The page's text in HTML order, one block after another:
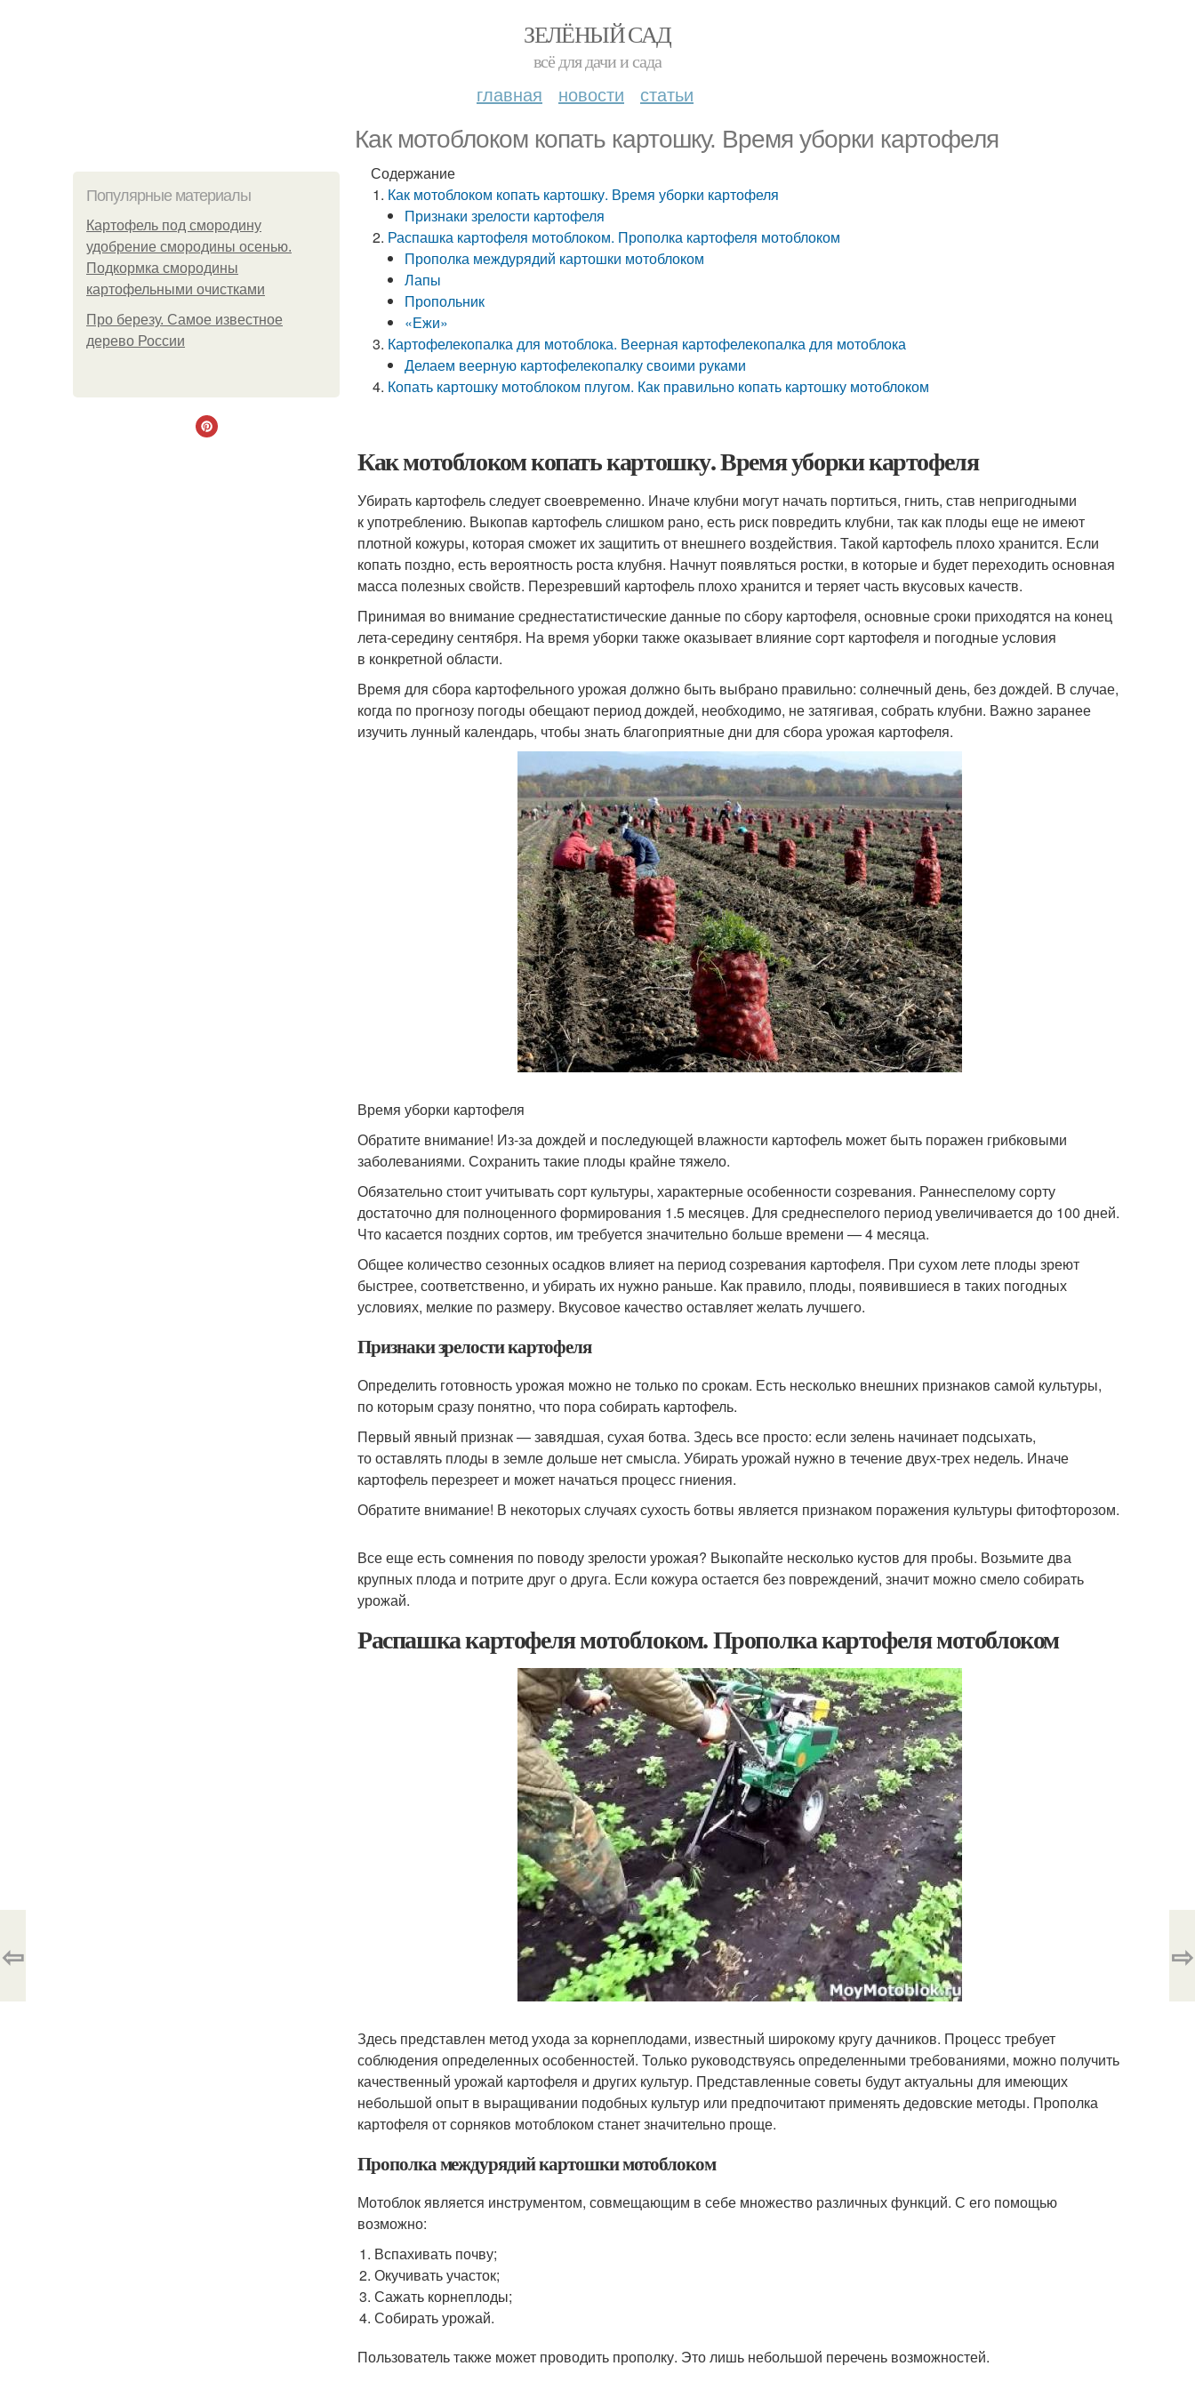
ЗЕЛЁНЫЙ САД
всё для дачи и сада
главная новости статьи
Как мотоблоком копать картошку. Время уборки картофеля
Популярные материалы
Картофель под смородину
удобрение смородины осенью.
Подкормка смородины
картофельными очистками
Про березу. Самое известное
дерево России
Содержание
Как мотоблоком копать картошку. Время уборки картофеля
Признаки зрелости картофеля
Распашка картофеля мотоблоком. Прополка картофеля мотоблоком
Прополка междурядий картошки мотоблоком
Лапы
Пропольник
«Ежи»
Картофелекопалка для мотоблока. Веерная картофелекопалка для мотоблока
Делаем веерную картофелекопалку своими руками
Копать картошку мотоблоком плугом. Как правильно копать картошку мотоблоком
Как мотоблоком копать картошку. Время уборки картофеля
Убирать картофель следует своевременно. Иначе клубни могут начать портиться, гнить, став непригодными
к употреблению. Выкопав картофель слишком рано, есть риск повредить клубни, так как плоды еще не имеют
плотной кожуры, которая сможет их защитить от внешнего воздействия. Такой картофель плохо хранится. Если
копать поздно, есть вероятность роста клубня. Начнут появляться ростки, в которые и будет переходить основная
масса полезных свойств. Перезревший картофель плохо хранится и теряет часть вкусовых качеств.
Принимая во внимание среднестатистические данные по сбору картофеля, основные сроки приходятся на конец
лета-середину сентября. На время уборки также оказывает влияние сорт картофеля и погодные условия
в конкретной области.
Время для сбора картофельного урожая должно быть выбрано правильно: солнечный день, без дождей. В случае,
когда по прогнозу погоды обещают период дождей, необходимо, не затягивая, собрать клубни. Важно заранее
изучить лунный календарь, чтобы знать благоприятные дни для сбора урожая картофеля.
Время уборки картофеля
Обратите внимание! Из-за дождей и последующей влажности картофель может быть поражен грибковыми
заболеваниями. Сохранить такие плоды крайне тяжело.
Обязательно стоит учитывать сорт культуры, характерные особенности созревания. Раннеспелому сорту
достаточно для полноценного формирования 1.5 месяцев. Для среднеспелого период увеличивается до 100 дней.
Что касается поздних сортов, им требуется значительно больше времени — 4 месяца.
Общее количество сезонных осадков влияет на период созревания картофеля. При сухом лете плоды зреют
быстрее, соответственно, и убирать их нужно раньше. Как правило, плоды, появившиеся в таких погодных
условиях, мелкие по размеру. Вкусовое качество оставляет желать лучшего.
Признаки зрелости картофеля
Определить готовность урожая можно не только по срокам. Есть несколько внешних признаков самой культуры,
по которым сразу понятно, что пора собирать картофель.
Первый явный признак — завядшая, сухая ботва. Здесь все просто: если зелень начинает подсыхать,
то оставлять плоды в земле дольше нет смысла. Убирать урожай нужно в течение двух-трех недель. Иначе
картофель перезреет и может начаться процесс гниения.
Обратите внимание! В некоторых случаях сухость ботвы является признаком поражения культуры фитофторозом.
Все еще есть сомнения по поводу зрелости урожая? Выкопайте несколько кустов для пробы. Возьмите два
крупных плода и потрите друг о друга. Если кожура остается без повреждений, значит можно смело собирать
урожай.
Распашка картофеля мотоблоком. Прополка картофеля мотоблоком
Здесь представлен метод ухода за корнеплодами, известный широкому кругу дачников. Процесс требует
соблюдения определенных особенностей. Только руководствуясь определенными требованиями, можно получить
качественный урожай картофеля и других культур. Представленные советы будут актуальны для имеющих
небольшой опыт в выращивании подобных культур или предпочитают применять дедовские методы. Прополка
картофеля от сорняков мотоблоком станет значительно проще.
Прополка междурядий картошки мотоблоком
Мотоблок является инструментом, совмещающим в себе множество различных функций. С его помощью
возможно:
Вспахивать почву;
Окучивать участок;
Сажать корнеплоды;
Собирать урожай.
Пользователь также может проводить прополку. Это лишь небольшой перечень возможностей.
⇦ ⇨